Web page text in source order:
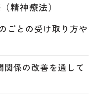
精神療法）
ごとの受け取り方や
係の改善を通して